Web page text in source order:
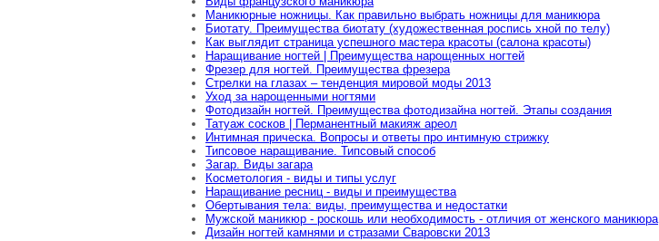
Маникюрные ножницы. Как правильно выбрать ножницы для маникюра
Биотату. Преимущества биотату (художественная роспись хной по телу)
Как выглядит страница успешного мастера красоты (салона красоты)
Наращивание ногтей | Преимущества нарощенных ногтей
Фрезер для ногтей. Преимущества фрезера
Стрелки на глазах – тенденция мировой моды 2013
Уход за нарощенными ногтями
Фотодизайн ногтей. Преимущества фотодизайна ногтей. Этапы создания
Татуаж сосков | Перманентный макияж ареол
Интимная прическа. Вопросы и ответы про интимную стрижку
Типсовое наращивание. Типсовый способ
Загар. Виды загара
Косметология - виды и типы услуг
Наращивание ресниц - виды и преимущества
Обертывания тела: виды, преимущества и недостатки
Мужской маникюр - роскошь или необходимость - отличия от женского маникюра
Дизайн ногтей камнями и стразами Сваровски 2013